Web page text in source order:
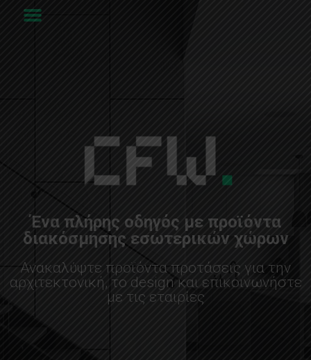
Ένα πλήρης οδηγός με προϊόντα
διακόσμησης εσωτερικών χώρων
Ανακαλύψτε προϊόντα προτάσεις για την
αρχιτεκτονική, το design και επικοινωνήστε
με τις εταιρίες